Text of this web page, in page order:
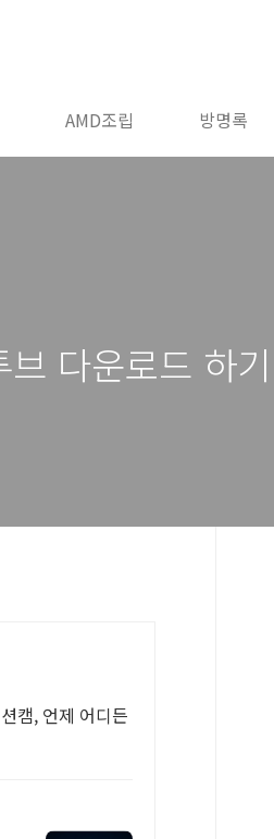
AMD조립 방명록
다운로드 하기
캠, 언제 어디든